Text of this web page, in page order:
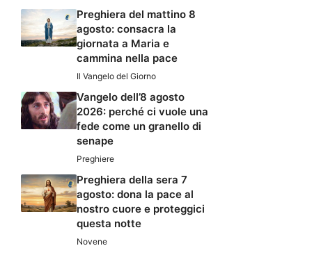
Preghiera del mattino 8
agosto: consacra la
giornata a Maria e
cammina nella pace
Il Vangelo del Giorno
Vangelo dell’8 agosto
2026: perché ci vuole una
fede come un granello di
senape
Preghiere
Preghiera della sera 7
agosto: dona la pace al
nostro cuore e proteggici
questa notte
Novene